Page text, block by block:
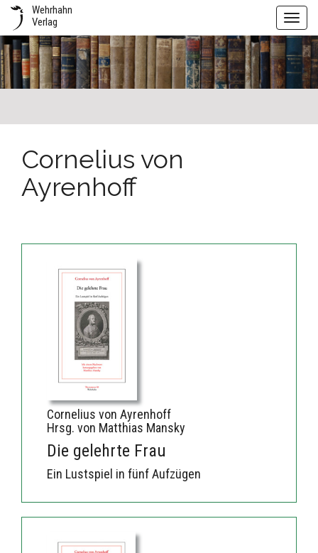
Wehrhahn
Verlag
Cornelius von
Ayrenhoff
Cornelius von Ayrenhoff
Hrsg. von Matthias Mansky
Die gelehrte Frau
Ein Lustspiel in fünf Aufzügen